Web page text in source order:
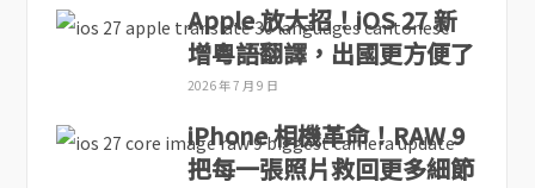
Apple 放大招！iOS 27 新
增粵語翻譯，出國更方便了
2026 年 7 月 9 日
iPhone 相機革命！RAW 9
把每一張照片救回更多細節